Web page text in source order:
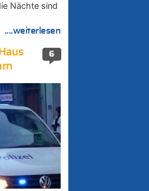
Nächte sind
....weiterlesen
6